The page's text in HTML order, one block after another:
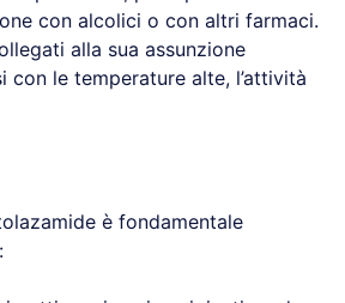
con alcolici o con altri farmaci.
alla sua assunzione
con le temperature alte, l’attività
è fondamentale